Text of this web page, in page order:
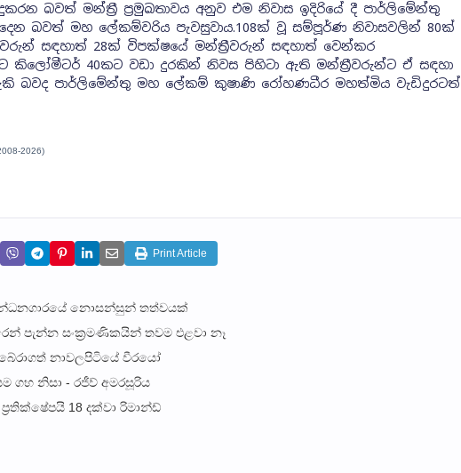
බවත් මන්ත්‍රී ප්‍රමුඛතාවය අනුව එම නිවාස ඉදිරියේ දී පාර්ලිමේන්තු
බවත් මහ ලේකම්වරිය පැවසුවාය.108ක් වූ සම්පූර්ණ නිවාසවලින් 80ක්
සඳහාත් 28ක් විපක්ෂයේ මන්ත්‍රීවරුන් සඳහාත් වෙන්කර
කිලෝමීටර් 40කට වඩා දුරකින් නිවස පිහිටා ඇති මන්ත්‍රීවරුන්ට ඒ සඳහා
බවද පාර්ලිමේන්තු මහ ලේකම් කුෂාණි රෝහණධීර මහත්මිය වැඩිදුරටත්
2026)
Print Article
නොසන්සුන් තත්වයක්
පැන්න සංක්‍රමණිකයින් තවම එළවා නෑ
නාව­ල­පි­ටියේ වීරයෝ
ගහ නිසා - රජීව් අමරසූරිය
18 දක්වා රිමාන්ඩ්